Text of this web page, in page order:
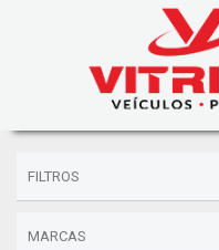
FILTROS
MARCAS